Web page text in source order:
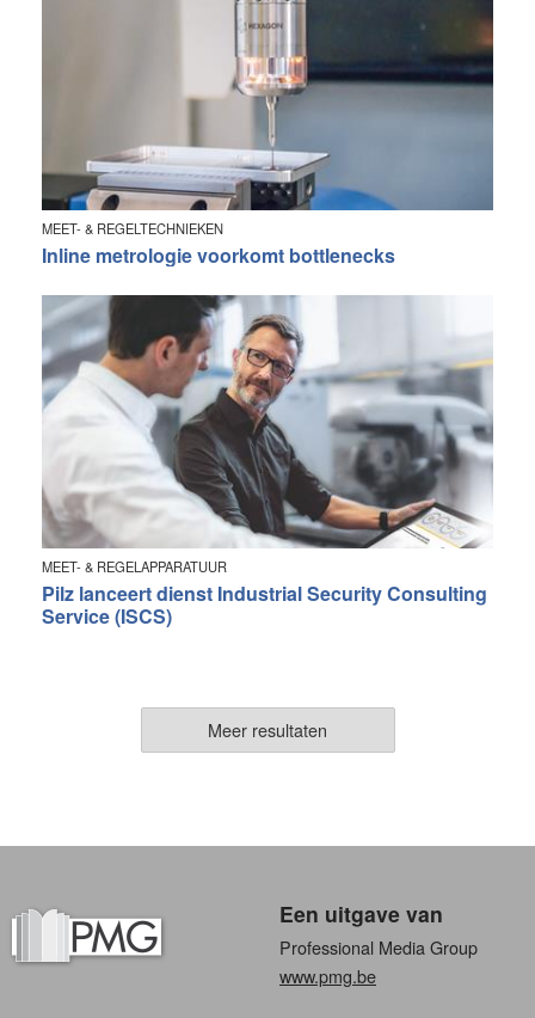
MEET- & REGELTECHNIEKEN
Inline metrologie voorkomt bottlenecks
MEET- & REGELAPPARATUUR
Pilz lanceert dienst Industrial Security Consulting
Service (ISCS)
Meer resultaten
Een uitgave van
Professional Media Group
www.pmg.be